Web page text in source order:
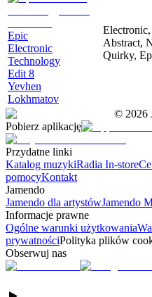
Epic
Electronic
Technology
Edit 8
Yevhen
Lokhmatov
Electronic,
Abstract,
Quirky,
© 2026
Pobierz aplikację
Przydatne linki
Katalog muzykiRadia In-store
pomocyKontakt
Jamendo
Jamendo dla artystówJamendo
Informacje prawne
Ogólne warunki użytkowania
prywatnościPolityka plików
Obserwuj nas